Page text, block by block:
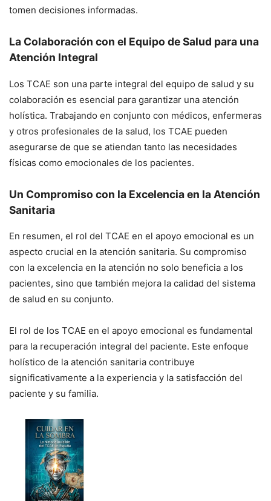
tomen decisiones informadas.
La Colaboración con el Equipo de Salud para una
Atención Integral
Los TCAE son una parte integral del equipo de salud y su
colaboración es esencial para garantizar una atención
holística. Trabajando en conjunto con médicos, enfermeras
y otros profesionales de la salud, los TCAE pueden
asegurarse de que se atiendan tanto las necesidades
físicas como emocionales de los pacientes.
Un Compromiso con la Excelencia en la Atención
Sanitaria
En resumen, el rol del TCAE en el apoyo emocional es un
aspecto crucial en la atención sanitaria. Su compromiso
con la excelencia en la atención no solo beneficia a los
pacientes, sino que también mejora la calidad del sistema
de salud en su conjunto.
El rol de los TCAE en el apoyo emocional es fundamental
para la recuperación integral del paciente. Este enfoque
holístico de la atención sanitaria contribuye
significativamente a la experiencia y la satisfacción del
paciente y su familia.